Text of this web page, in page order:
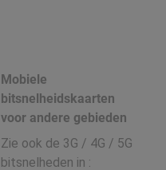
Mobiele
bitsnelheidskaarten
voor andere gebieden
Zie ook de 3G / 4G / 5G
bitsnelheden in :